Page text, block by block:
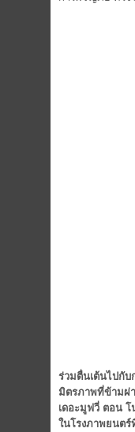
ร่วมตื่นเต้นไปกับ
มิตรภาพที่ข้ามผ่
เดอะมูฟวี่ ตอน โ
ในโรงภาพยนตร์